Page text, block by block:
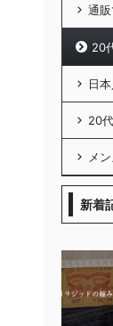
通
20
日
20
メ
新着